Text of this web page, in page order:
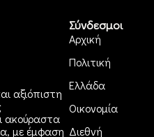
αξιόπιστη
ακούραστα
με έμφαση
Σύνδεσμοι
Αρχική
Πολιτική
Ελλάδα
Οικονομία
Διεθνή